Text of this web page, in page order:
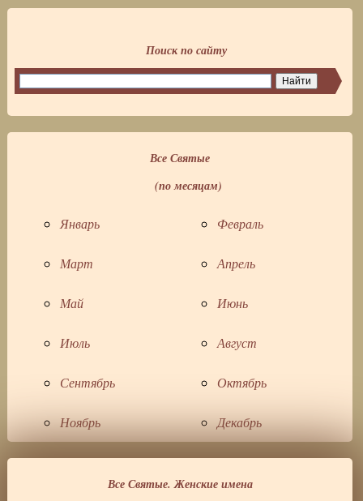
Все Святые
(по месяцам)
Январь Февраль
Март Апрель
Май Июнь
Июль Август
Сентябрь Октябрь
Ноябрь Декабрь
Все Святые. Женские имена
Поиск по сайту